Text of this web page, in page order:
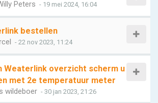
Peters - 19 mei 2024, 16:04
bestellen
- 22 nov 2023, 11:24
Weaterlink overzicht scherm u
met 2e temperatuur meter
wildeboer - 30 jan 2023, 21:26